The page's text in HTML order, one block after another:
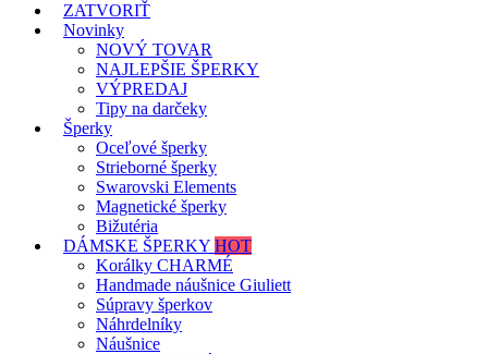
ZATVORIŤ
Novinky
NOVÝ TOVAR
NAJLEPŠIE ŠPERKY
VÝPREDAJ
Tipy na darčeky
Šperky
Oceľové šperky
Strieborné šperky
Swarovski Elements
Magnetické šperky
Bižutéria
DÁMSKE ŠPERKY HOT
Korálky CHARMÉ
Handmade náušnice Giuliett
Súpravy šperkov
Náhrdelníky
Náušnice